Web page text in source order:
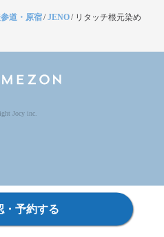
道・原宿/JENO/ リタッチ根元染め
Jocy inc.
・予約する